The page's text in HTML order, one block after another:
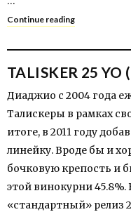
Continue reading
TALISKER 25 YO
Диаджио c 2004 года
Талискеры в рамках
итоге, в 2011 году
линейку. Вроде бы и
бочковую крепость и
этой винокурни
«стандартный» релиз